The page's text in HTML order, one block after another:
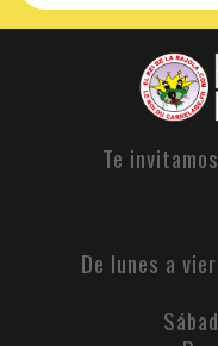
Te
De lunes a